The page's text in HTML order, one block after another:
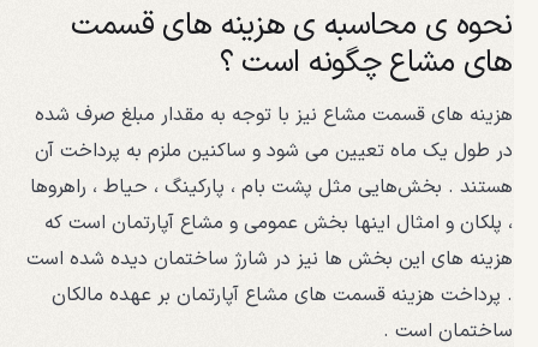
نحوه ی محاسبه ی هزینه های قسمت
های مشاع چگونه است ؟
هزینه های قسمت مشاع نیز با توجه به مقدار مبلغ صرف شده
در طول یک ماه تعیین می شود و ساکنین ملزم به پرداخت آن
هستند . بخش‌هایی مثل پشت بام ، پارکینگ ، حیاط ، راهروها
، پلکان و امثال اینها بخش عمومی و مشاع آپارتمان است که
هزینه ‌های این بخش‌ ها نیز در شارژ ساختمان دیده شده است
. پرداخت هزینه‌ قسمت ‌های مشاع آپارتمان بر عهده مالکان
ساختمان است .